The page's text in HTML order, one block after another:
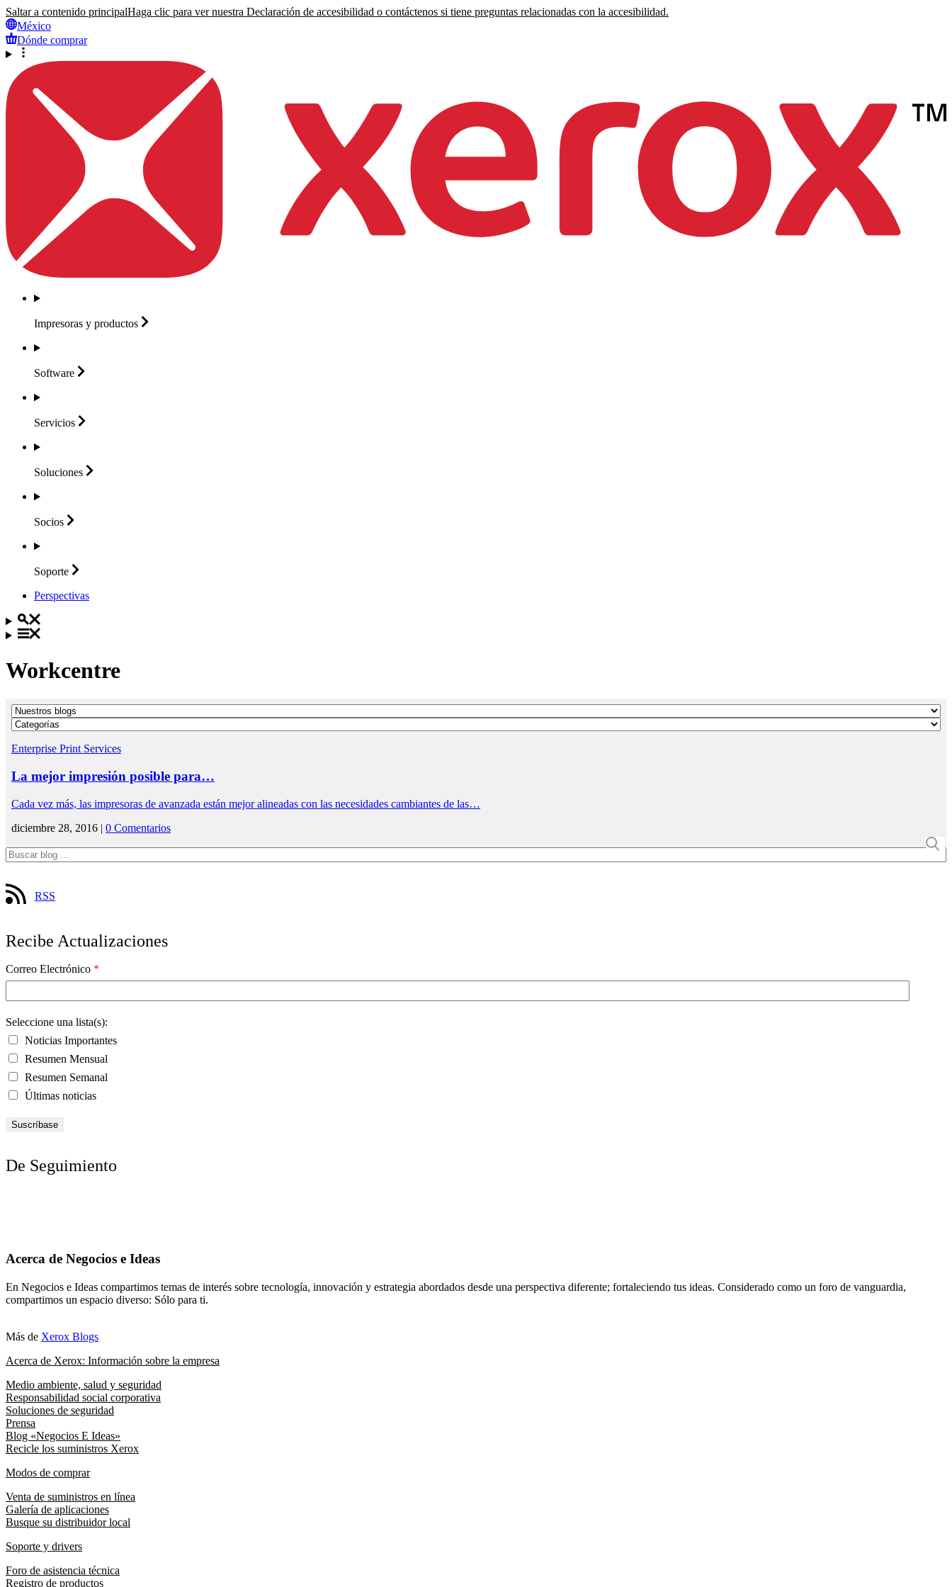
Saltar a contenido principalHaga clic para ver nuestra Declaración de accesibilidad o contáctenos si tiene preguntas relacionadas con la accesibilidad.
México
Dónde comprar
Impresoras y productos
Software
Servicios
Soluciones
Socios
Soporte
Perspectivas
Workcentre
Enterprise Print Services
La mejor impresión posible para…
Cada vez más, las impresoras de avanzada están mejor alineadas con las necesidades cambiantes de las…
diciembre 28, 2016 | 0 Comentarios
RSS
Recibe Actualizaciones
Correo Electrónico *
Seleccione una lista(s):
Noticias Importantes
Resumen Mensual
Resumen Semanal
Últimas noticias
De Seguimiento
Acerca de Negocios e Ideas
En Negocios e Ideas compartimos temas de interés sobre tecnología, innovación y estrategia abordados desde una perspectiva diferente; fortaleciendo tus ideas. Considerado como un foro de vanguardia,
compartimos un espacio diverso: Sólo para ti.
Más de Xerox Blogs
Acerca de Xerox: Información sobre la empresa
Medio ambiente, salud y seguridad
Responsabilidad social corporativa
Soluciones de seguridad
Prensa
Blog «Negocios E Ideas»
Recicle los suministros Xerox
Modos de comprar
Venta de suministros en línea
Galería de aplicaciones
Busque su distribuidor local
Soporte y drivers
Foro de asistencia técnica
Registro de productos